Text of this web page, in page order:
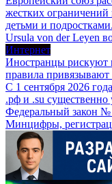
жестких ограничений
детьми и
Ursula von der Leyen
Интернет
Иностранцы рискуют
правила привязывают
С 1 сентября 2026
.рф и .su существенно
Федеральный закон
Минцифры,